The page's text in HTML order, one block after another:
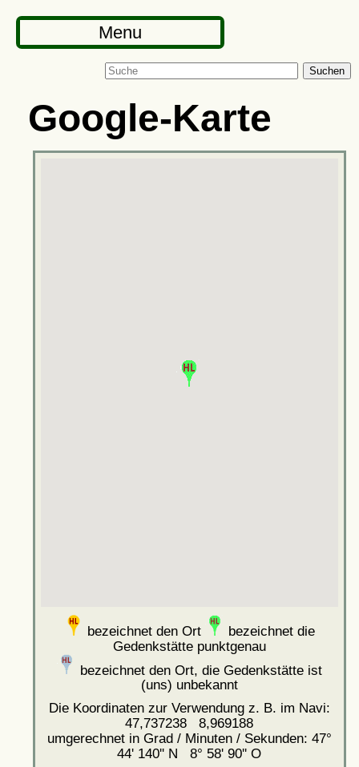
Menu
Suchen
Google-Karte
bezeichnet den Ort
bezeichnet die
Gedenkstätte punktgenau
bezeichnet den Ort, die Gedenkstätte ist
(uns) unbekannt
Die Koordinaten zur Verwendung z. B. im Navi:
47,737238 8,969188
umgerechnet in Grad / Minuten / Sekunden: 47°
44' 140'' N 8° 58' 90'' O